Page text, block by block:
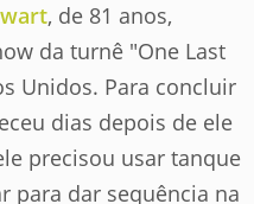
, de 81 anos,
da turnê "One Last
Unidos. Para concluir
dias depois de ele
precisou usar tanque
para dar sequência na